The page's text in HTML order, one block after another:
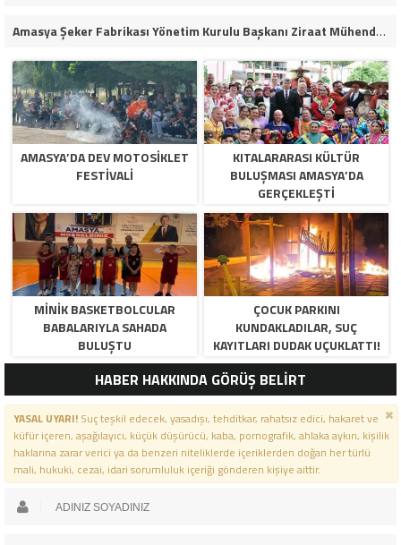
Amasya Şeker Fabrikası Yönetim Kurulu Başkanı Ziraat Mühendisi Ahmet ÖZARSLAN’ın Mevlid Kandili Mesajı
AMASYA’DA DEV MOTOSIKLET
FESTIVALI
KITALARARASI KÜLTÜR
BULUŞMASI AMASYA’DA
GERÇEKLEŞTI
MINIK BASKETBOLCULAR
BABALARIYLA SAHADA
BULUŞTU
ÇOCUK PARKINI
KUNDAKLADILAR, SUÇ
KAYITLARI DUDAK UÇUKLATTI!
HABER HAKKINDA GÖRÜŞ BELİRT
YASAL UYARI!Suç teşkil edecek, yasadışı, tehditkar, rahatsız edici, hakaret ve
küfür içeren, aşağılayıcı, küçük düşürücü, kaba, pornografik, ahlaka aykırı, kişilik
haklarına zarar verici ya da benzeri niteliklerde içeriklerden doğan her türlü
mali, hukuki, cezai, idari sorumluluk içeriği gönderen kişiye aittir.